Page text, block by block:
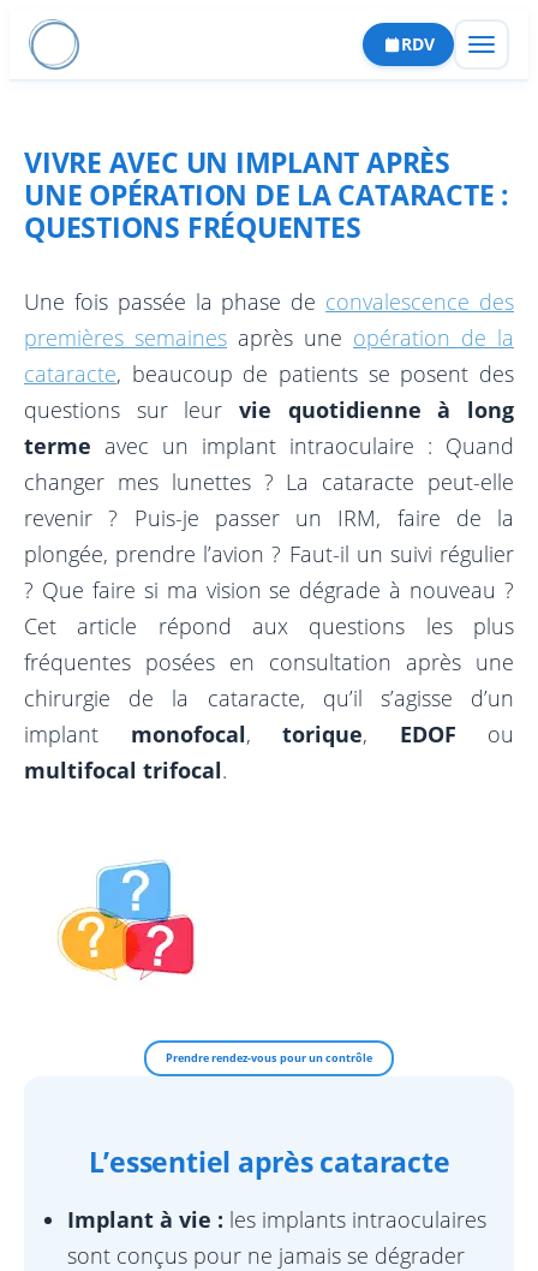
Aller
au
CATARACTE
Cataracte Premium
Capsulotomie laser
Complications
Parcours patient
Calculateur
RÉFRACTIVE
PKR
SMILE
Implant phaque
Prelex
Myopie
Astigmatisme
Hypermétropie
Décollement de rétine
Membrane épirétinienne
Trou maculaire
Hémorragie du vitré
Vitrectomie
Cryoindentation
Injection intravitréenne (IVT)
Laser Argon
GLAUCOME
Trabéculectomie & sclérectomie
Iridotomie périphérique
Laser SLT – Trabéculoplastie
MIGS – Innovation
Laser Diode
CORNÉE
PKT
Cross-Linking
RDV
VIVRE AVEC UN IMPLANT APRÈS
UNE OPÉRATION DE LA CATARACTE :
QUESTIONS FRÉQUENTES
Une fois passée la phase de convalescence des
premières semaines après une opération de la
cataracte, beaucoup de patients se posent des
questions sur leur vie quotidienne à long
terme avec un implant intraoculaire : Quand
changer mes lunettes ? La cataracte peut-elle
revenir ? Puis-je passer un IRM, faire de la
plongée, prendre l’avion ? Faut-il un suivi régulier
? Que faire si ma vision se dégrade à nouveau ?
Cet article répond aux questions les plus
fréquentes posées en consultation après une
chirurgie de la cataracte, qu’il s’agisse d’un
implant monofocal, torique, EDOF ou
multifocal trifocal.
Prendre rendez-vous pour un contrôle
L’essentiel après cataracte
Implant à vie : les implants intraoculaires
sont conçus pour ne jamais se dégrader